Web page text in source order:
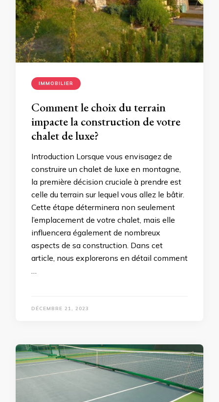
IMMOBILIER
Comment le choix du terrain
impacte la construction de votre
chalet de luxe?
Introduction Lorsque vous envisagez de
construire un chalet de luxe en montagne,
la première décision cruciale à prendre est
celle du terrain sur lequel vous allez le bâtir.
Cette étape déterminera non seulement
l’emplacement de votre chalet, mais elle
influencera également de nombreux
aspects de sa construction. Dans cet
article, nous explorerons en détail comment
DÉCEMBRE 21, 2023